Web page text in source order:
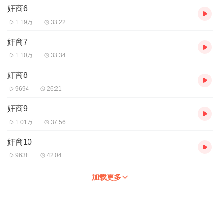
奸商6
1.19万 33:22
奸商7
1.10万 33:34
奸商8
9694 26:21
奸商9
1.01万 37:56
奸商10
9638 42:04
加载更多